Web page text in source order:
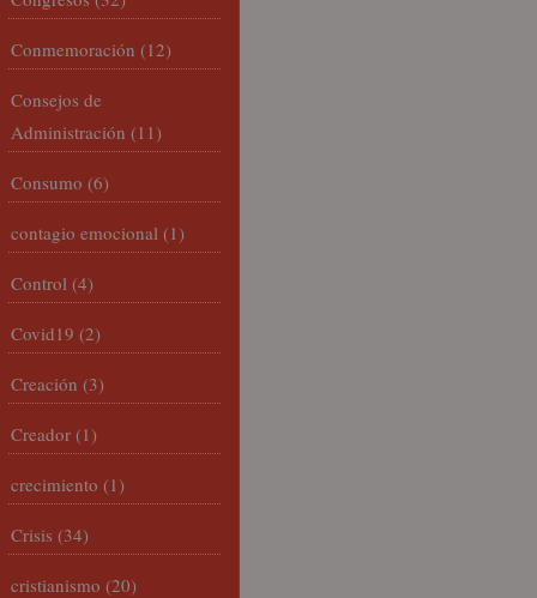
Conmemoración (12)
Consejos de
Administración (11)
Consumo (6)
contagio emocional (1)
Control (4)
Covid19 (2)
Creación (3)
Creador (1)
crecimiento (1)
Crisis (34)
cristianismo (20)